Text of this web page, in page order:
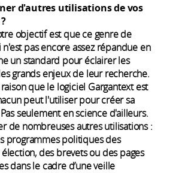
d'autres utilisations de vos
objectif est que ce genre de
pas encore assez répandue en
un standard pour éclairer les
grands enjeux de leur recherche.
que le logiciel Gargantext est
peut l'utiliser pour créer sa
seulement en science d'ailleurs.
de nombreuses autres utilisations :
programmes politiques des
des brevets ou des pages
dans le cadre d’une veille